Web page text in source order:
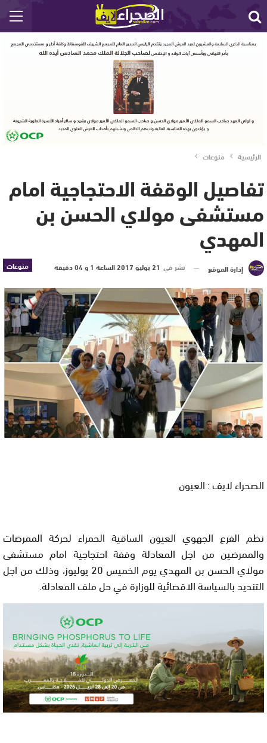
الرئيسية منوعات
تفاصيل الوقفة الاحتجاجية امام
مستشفى مولاي الحسن بن
المهدي
منوعات إدارة الموقع نشر في 21 يوليو 2017 الساعة 1 و 04 دقيقة
الصحراء لايف : العيون
نظم الفرع الجهوي العيون الساقية الحمراء لحركة الممرضات
والممرضين من اجل المعادلة وقفة احتجاجية امام مستشفى
مولاي الحسن بن المهدي يوم الخميس 20 يوليوز، وذلك من اجل
التنديد بالسياسة الاقصائية للوزارة في حل ملف المعادلة.